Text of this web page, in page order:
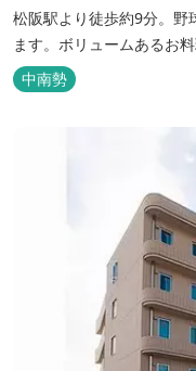
松阪駅より徒歩約9分。野
ます。ボリュームあるお
中南勢